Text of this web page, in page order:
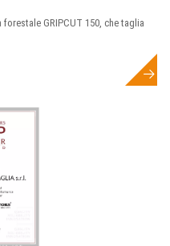
GRIPCUT 150, che taglia